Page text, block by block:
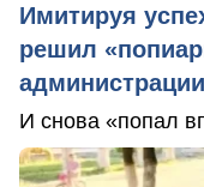
Имитируя
решил
администрации
И снова «попал